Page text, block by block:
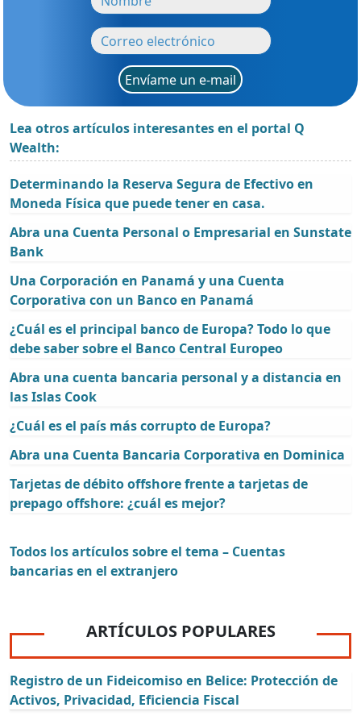
Envíame un e-mail
Lea otros artículos interesantes en el portal Q
Wealth:
Determinando la Reserva Segura de Efectivo en
Moneda Física que puede tener en casa.
Abra una Cuenta Personal o Empresarial en Sunstate
Bank
Una Corporación en Panamá y una Cuenta
Corporativa con un Banco en Panamá
¿Cuál es el principal banco de Europa? Todo lo que
debe saber sobre el Banco Central Europeo
Abra una cuenta bancaria personal y a distancia en
las Islas Cook
¿Cuál es el país más corrupto de Europa?
Abra una Cuenta Bancaria Corporativa en Dominica
Tarjetas de débito offshore frente a tarjetas de
prepago offshore: ¿cuál es mejor?
Todos los artículos sobre el tema – Cuentas
bancarias en el extranjero
ARTÍCULOS POPULARES
Registro de un Fideicomiso en Belice: Protección de
Activos, Privacidad, Eficiencia Fiscal